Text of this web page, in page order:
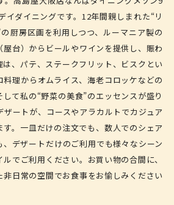
イダイニングです。12年間親しまれた“リ
厨房区画を利用しつつ、ルーマニア製の
台）からビールやワインを提供し、賑わ
、パテ、ステークフリット、ビスクとい
料理からオムライス、海老コロッケなどの
て私の“野菜の美食”のエッセンスが盛り
ートが、コースやアラカルトでカジュア
。一皿だけの注文でも、数人でのシェア
デザートだけのご利用でも様々なシーン
でご利用ください。お買い物の合間に、
日常の空間でお食事をお愉しみください